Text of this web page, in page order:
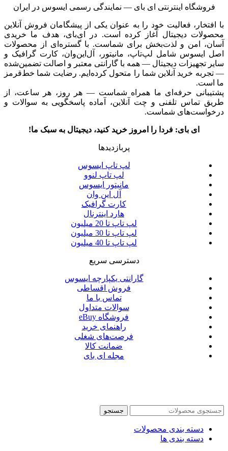
فروشگاه اینترنتی ای‌ بای — نمایندگی رسمی ایسوس در ایران
با افتخار، فعالیت خود را به عنوان یکی از پیشگامان فروش آنلاین
محصولات دیجیتال آغاز کرده است. در ای‌بای، هدف ما خریدی
آسان، امن و لذت‌بخش برای شماست. با گستره‌ای از محصولات
اصل ایسوس شامل لپ‌تاپ، مانیتور، آل‌این‌وان، کارت گرافیک و
سایر تجهیزات دیجیتال — همه با گارانتی معتبر و اصالت تضمین‌شده
— تجربه خرید آنلاین شما را متحول کرده‌ایم. رضایت شما خط‌قرمز
ما است.
پشتیبانی حرفه‌ای ما همراه شماست — هر روز، هر ساعت، از
طریق تماس تلفنی و چت آنلاین، آماده پاسخگویی به سوالات و
درخواست‌های شماست.
ای بای: فردا را امروز خرید کنید، دیجیتال به سبک ما!
پربازدیدها
لپ تاپ ایسوس
لپ تاپ لنوو
مانیتور ایسوس
آل این وان
کارت گرافیک
هارد اینترنال
لپ تاپ تا 20 میلیون
لپ تاپ تا 30 میلیون
لپ تاپ تا 40 میلیون
دسترسی سریع
گارانتی یکپارچه ایسوس
فروش اقساطی
تماس با ما
سوالات متداول
فروشگاه eBuy
راهنمای خرید
فرصت‌های شغلی
ضمانت کالا
مجله ای بای
جستجو
دسته بندی محصولات
دسته بندی ها